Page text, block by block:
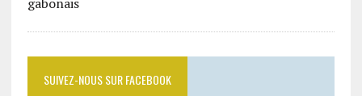
SUIVEZ-NOUS SUR FACEBOOK